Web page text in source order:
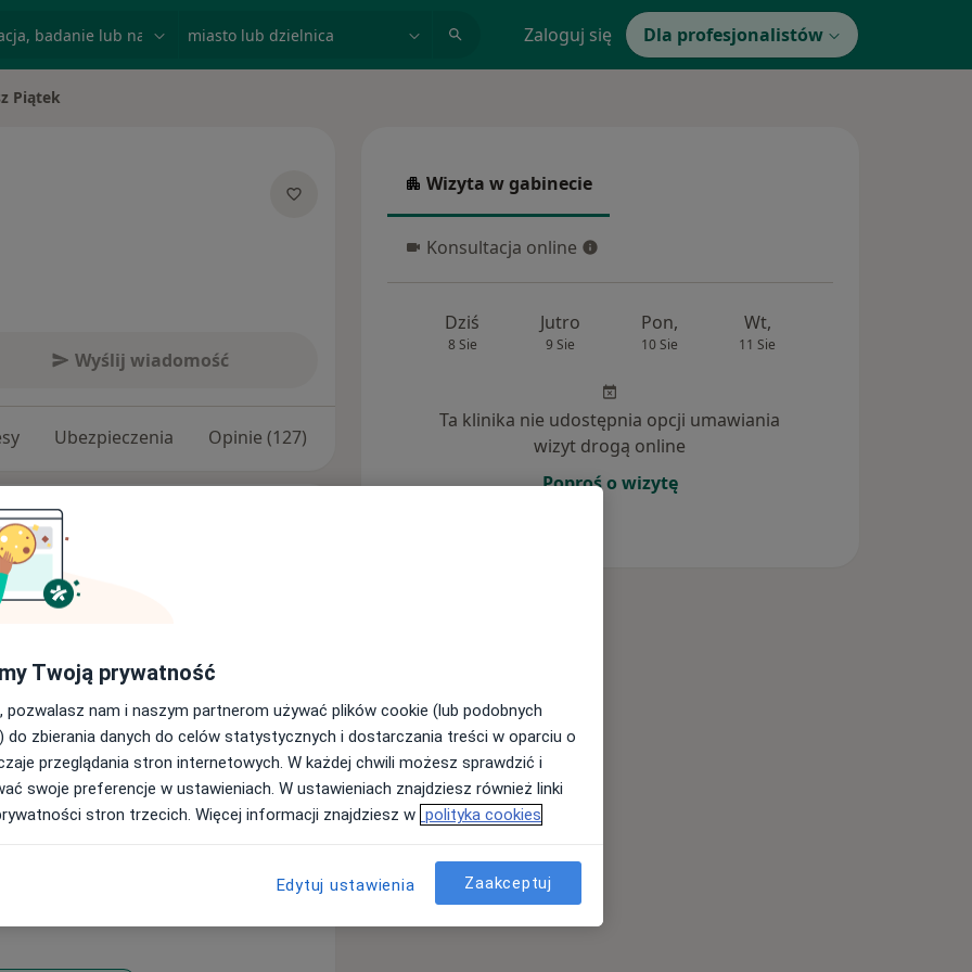
Zaloguj się Dla profesjonalistów
Piątek
Wyślij wiadomość
Ubezpieczenia Opinie (127)
psychoterapeutą. Posiadam
jak i również terapeuty
Autyzm- diagnoza, terapia.
z pacjentem zdobyłem w licznych
się z licznymi
Poza tym
dla dzieci i młodzieży jak i również
w pracy z dziećmi i młodzieżą
Wizyta w gabinecie
Wizyta w gabinecie
Konsultacja online
Konsultacja online
Dziś
8 Sie
Jutro
9 Sie
Pon,
10 Sie
Wt,
11 Sie
Ta klinika nie udostępnia opcji umawiania
wizyt drogą online
Poproś o wizytę
Twoją prywatność
pozwalasz nam i naszym partnerom używać plików cookie (lub podobnych
do zbierania danych do celów statystycznych i dostarczania treści w oparciu o
przeglądania stron internetowych. W każdej chwili możesz sprawdzić i
swoje preferencje w ustawieniach. W ustawieniach znajdziesz również linki
stron trzecich. Więcej informacji znajdziesz w polityka cookies
Edytuj ustawienia Zaakceptuj